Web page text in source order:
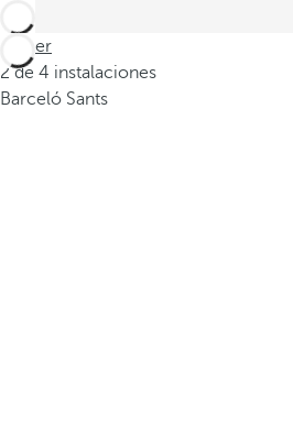
Volver
2 de 4 instalaciones
Barceló Sants